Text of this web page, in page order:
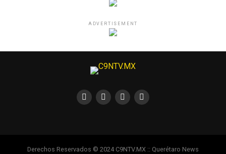
ADVERTISEMENT
Derechos Reservados © 2024 C9NTV.MX :: Querétaro News